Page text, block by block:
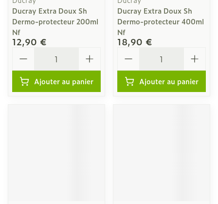
Ducray Extra Doux Sh
Dermo-protecteur 200ml
Nf
12,90 €
Ajouter au panier
Ducray Extra Doux Sh
Dermo-protecteur 400ml
Nf
18,90 €
Ajouter au panier